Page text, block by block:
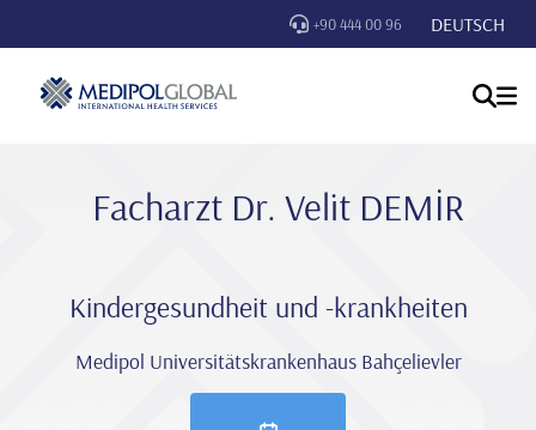
+90 444 00 96 DEUTSCH
Facharzt Dr. Veli̇t DEMİR
Kindergesundheit und -krankheiten
Medipol Universitätskrankenhaus Bahçelievler